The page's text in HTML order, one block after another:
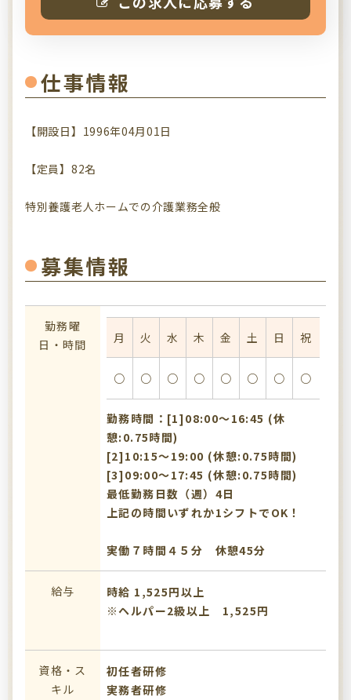
仕事情報
【開設日】1996年04月01日
【定員】82名
特別養護老人ホームでの介護業務全般
募集情報
勤務曜
日・時間
月 火 水 木 金 土 日 祝
○ ○ ○ ○ ○ ○ ○ ○
勤務時間：[1]08:00〜16:45 (休
憩:0.75時間)
[2]10:15〜19:00 (休憩:0.75時間)
[3]09:00〜17:45 (休憩:0.75時間)
最低勤務日数（週）4日
上記の時間いずれか1シフトでOK！
実働７時間４５分 休憩45分
給与
時給 1,525円以上
※ヘルパー2級以上 1,525円
資格・ス
キル
初任者研修
実務者研修